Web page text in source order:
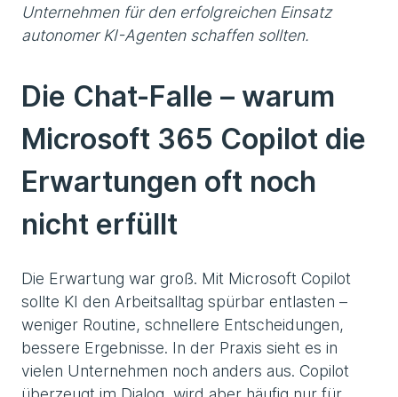
Unternehmen für den erfolgreichen Einsatz
autonomer KI-Agenten schaffen sollten.
Die Chat-Falle – warum
Microsoft 365 Copilot die
Erwartungen oft noch
nicht erfüllt
Die Erwartung war groß. Mit Microsoft Copilot
sollte KI den Arbeitsalltag spürbar entlasten –
weniger Routine, schnellere Entscheidungen,
bessere Ergebnisse. In der Praxis sieht es in
vielen Unternehmen noch anders aus. Copilot